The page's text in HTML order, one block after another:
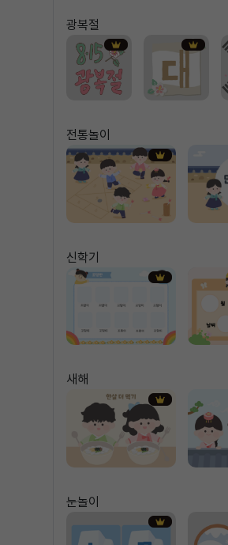
광복절
전통놀이
신학기
새해
눈놀이